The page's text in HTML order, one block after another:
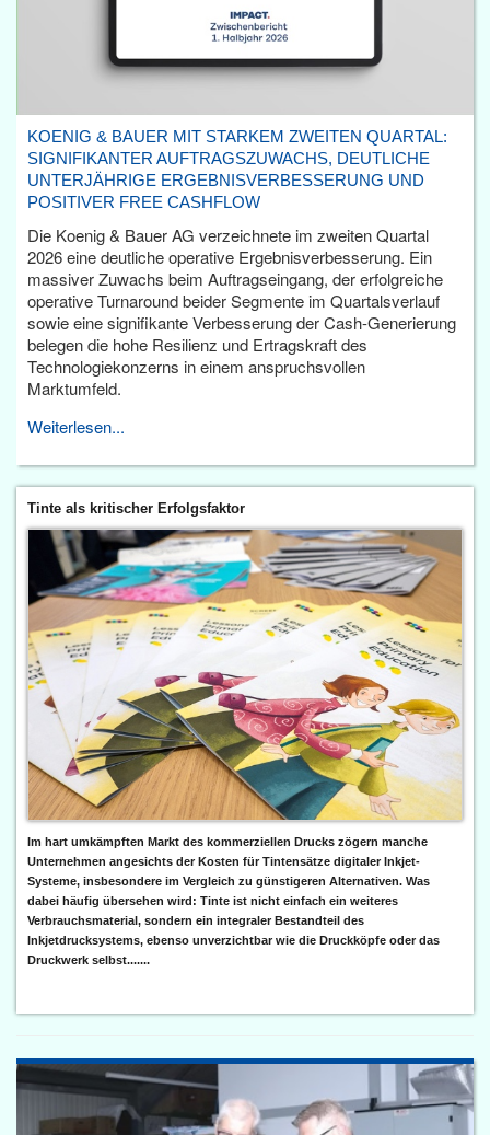
KOENIG & BAUER MIT STARKEM ZWEITEN QUARTAL:
SIGNIFIKANTER AUFTRAGSZUWACHS, DEUTLICHE
UNTERJÄHRIGE ERGEBNISVERBESSERUNG UND
POSITIVER FREE CASHFLOW
Die Koenig & Bauer AG verzeichnete im zweiten Quartal
2026 eine deutliche operative Ergebnisverbesserung. Ein
massiver Zuwachs beim Auftragseingang, der erfolgreiche
operative Turnaround beider Segmente im Quartalsverlauf
sowie eine signifikante Verbesserung der Cash-Generierung
belegen die hohe Resilienz und Ertragskraft des
Technologiekonzerns in einem anspruchsvollen
Marktumfeld.
Weiterlesen...
Tinte als kritischer Erfolgsfaktor
Im hart umkämpften Markt des kommerziellen Drucks zögern manche
Unternehmen angesichts der Kosten für Tintensätze digitaler Inkjet-
Systeme, insbesondere im Vergleich zu günstigeren Alternativen. Was
dabei häufig übersehen wird: Tinte ist nicht einfach ein weiteres
Verbrauchsmaterial, sondern ein integraler Bestandteil des
Inkjetdrucksystems, ebenso unverzichtbar wie die Druckköpfe oder das
Druckwerk selbst.......